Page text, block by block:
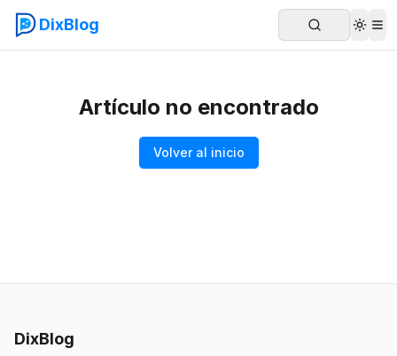
DixBlog
Artículo no encontrado
Volver al inicio
DixBlog